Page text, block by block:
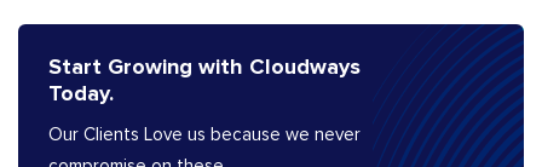
Start Growing with Cloudways
Today.
Our Clients Love us because we never